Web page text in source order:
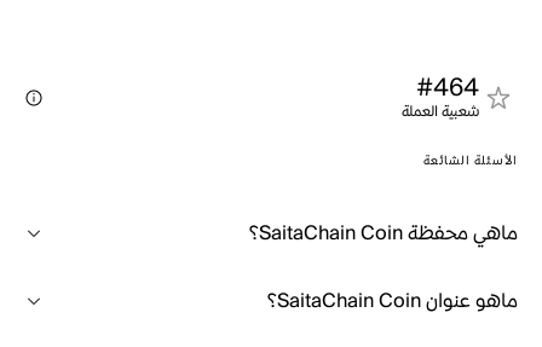
#464
شعبية العملة
الأسئلة الشائعة
ماهي محفظة SaitaChain Coin؟
ماهو عنوان SaitaChain Coin؟